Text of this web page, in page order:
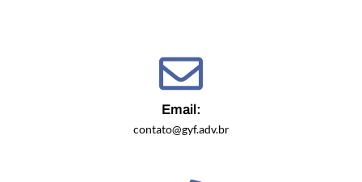
Email:
contato@gyf.adv.br